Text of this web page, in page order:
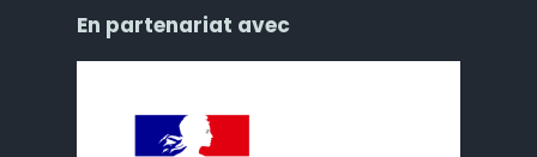
En partenariat avec